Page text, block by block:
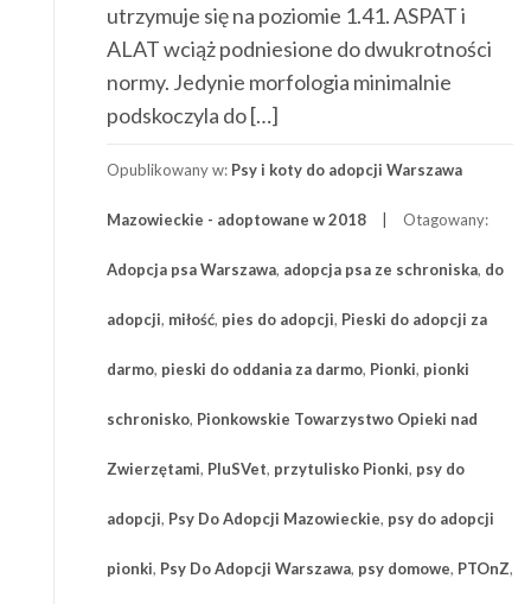
utrzymuje się na poziomie 1.41. ASPAT i
ALAT wciąż podniesione do dwukrotności
normy. Jedynie morfologia minimalnie
podskoczyla do […]
Opublikowany w: Psy i koty do adopcji Warszawa
Mazowieckie - adoptowane w 2018 Otagowany:
Adopcja psa Warszawa, adopcja psa ze schroniska, do
adopcji, miłość, pies do adopcji, Pieski do adopcji za
darmo, pieski do oddania za darmo, Pionki, pionki
schronisko, Pionkowskie Towarzystwo Opieki nad
Zwierzętami, PluSVet, przytulisko Pionki, psy do
adopcji, Psy Do Adopcji Mazowieckie, psy do adopcji
pionki, Psy Do Adopcji Warszawa, psy domowe, PTOnZ,